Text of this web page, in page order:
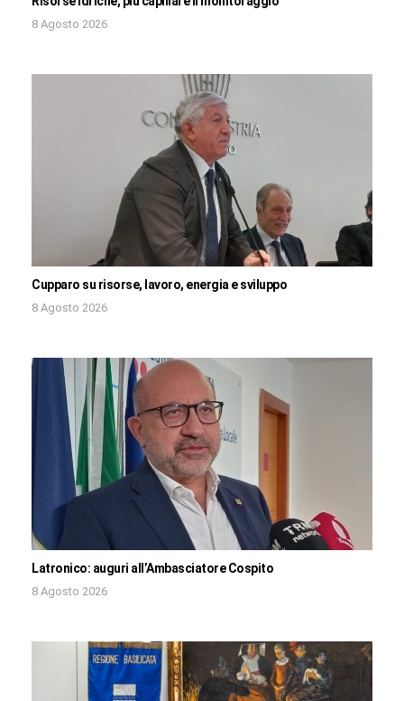
8 Agosto 2026
Cupparo su risorse, lavoro, energia e sviluppo
8 Agosto 2026
Latronico: auguri all’Ambasciatore Cospito
8 Agosto 2026